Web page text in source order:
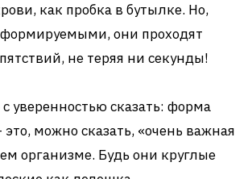
как пробка в бутылке. Но,
они проходят
не теряя ни секунды!
уверенностью сказать: форма
можно сказать, «очень важная
организме. Будь они круглые